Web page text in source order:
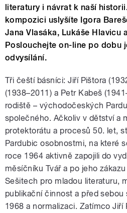
literatury i návrat k naší
kompozici uslyšíte Igora
Jana Vlasáka, Lukáše Hlavicu
Poslouchejte on-line po dobu
odvysílání.
Tři čeští básníci: Jiří Pištora
(1938–2011) a Petr Kabeš
rodiště – východočeských
společného. Ačkoliv v dětství a
protektorátu a procesů 50. let,
Pardubic osobnostmi, na které
roce 1964 aktivně zapojili do
měsíčníku Tvář a po jeho
Sešitech pro mladou literaturu,
publikační činnost a před
1968 a normalizaci. Zatímco